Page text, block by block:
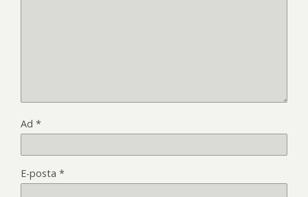
Ad *
E-posta *